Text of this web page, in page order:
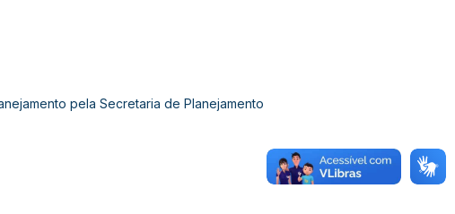
pela Secretaria de Planejamento